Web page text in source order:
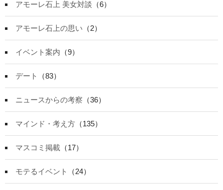
アモーレ石上 美女対談 （6）
アモーレ石上の思い （2）
イベント案内 （9）
デート （83）
ニュースからの考察 （36）
マインド・考え方 （135）
マスコミ掲載 （17）
モテるイベント （24）